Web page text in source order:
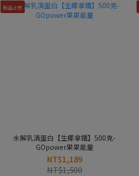
新品上市
水解乳清蛋白【生椰拿鐵】500克-
GOpower果果能量
NT$1,189
NT$1,500